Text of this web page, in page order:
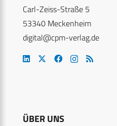
Carl-Zeiss-Straße 5
53340 Meckenheim
digital@cpm-verlag.de
ÜBER UNS